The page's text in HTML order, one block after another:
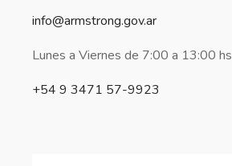
info@armstrong.gov.ar
Lunes a Viernes de 7:00 a 13:00 hs
+54 9 3471 57-9923